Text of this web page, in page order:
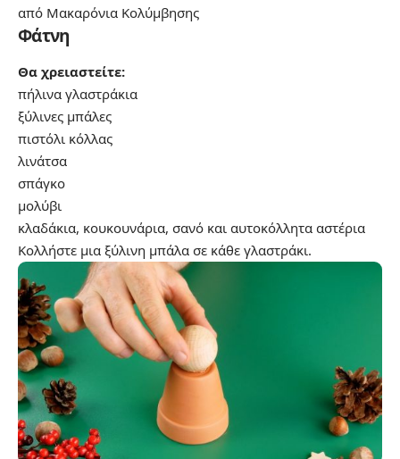
από Μακαρόνια Κολύμβησης
Φάτνη
Θα χρειαστείτε:
πήλινα γλαστράκια
ξύλινες μπάλες
πιστόλι κόλλας
λινάτσα
σπάγκο
μολύβι
κλαδάκια, κουκουνάρια, σανό και αυτοκόλλητα αστέρια
Κολλήστε μια ξύλινη μπάλα σε κάθε γλαστράκι.